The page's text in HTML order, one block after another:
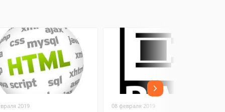
2019 08 февраля 2019